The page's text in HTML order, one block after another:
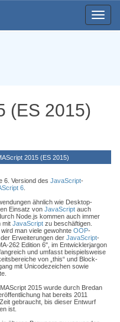
Toggle
(ES 2015)
2015 (ES 2015)
6. Versiond des JavaScript-
6
ähnlich wie Desktop-
Einsatz von JavaScript auch
Node.js kommen auch immer
mit JavaScript zu beschäftigen.
man viele gewohnte OOP-
der Erweiterungen der JavaScript-
262 Edition 6", im Entwicklerjargon
und umfasst beispielsweise
von „this“ und Block-
mit Unicodezeichen sowie
2015 wurde durch Bredan
hat bereits 2011
gebraucht, bis dieser Entwurf
ist.